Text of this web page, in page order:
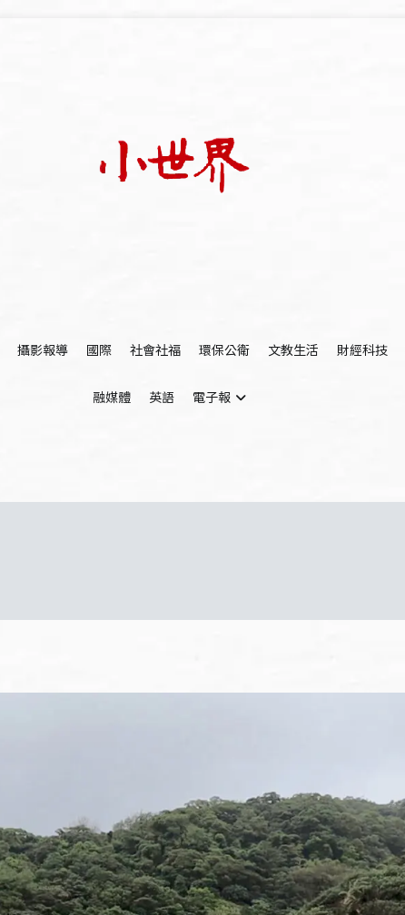
攝影報導 國際 社會社福 環保公衛 文教生活 財經科技
融媒體 英語 電子報